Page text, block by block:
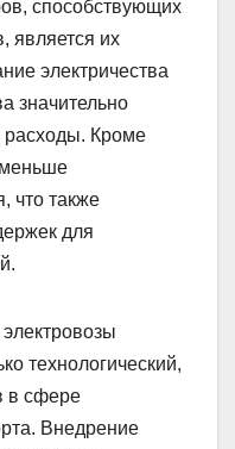
способствующих
является их
электричества
значительно
расходы. Кроме
меньше
что также
для
технологический,
в сфере
Внедрение